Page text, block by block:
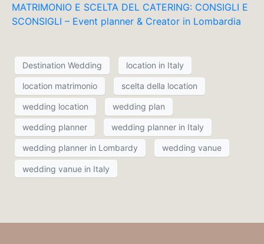
MATRIMONIO E SCELTA DEL CATERING: CONSIGLI E
SCONSIGLI – Event planner & Creator in Lombardia
Destination Wedding location in Italy
location matrimonio scelta della location
wedding location wedding plan
wedding planner wedding planner in Italy
wedding planner in Lombardy wedding vanue
wedding vanue in Italy